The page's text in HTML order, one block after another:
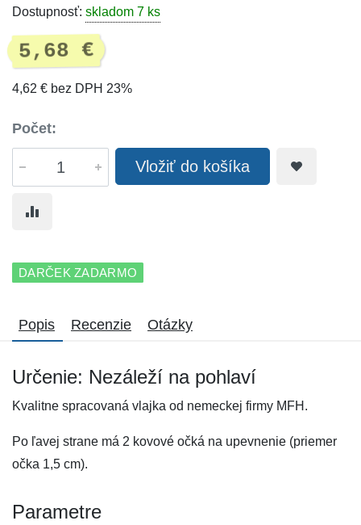
Dostupnosť: skladom 7 ks
5,68 €
4,62 € bez DPH 23%
Počet:
Vložiť do košíka
DARČEK ZADARMO
Popis Recenzie Otázky
Určenie: Nezáleží na pohlaví
Kvalitne spracovaná vlajka od nemeckej firmy MFH.
Po ľavej strane má 2 kovové očká na upevnenie (priemer
očka 1,5 cm).
Parametre